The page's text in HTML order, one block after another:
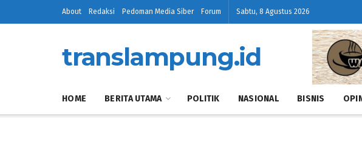
About Redaksi Pedoman Media Siber Forum Sabtu, 8 Agustus 2026
translampung.id
HOME BERITA UTAMA POLITIK NASIONAL BISNIS